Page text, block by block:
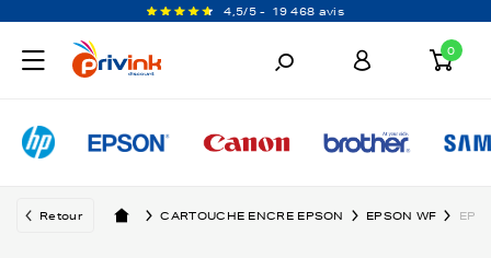
4,5/5 - 19 468 avis
0
Retour CARTOUCHE ENCRE EPSON EPSON WF